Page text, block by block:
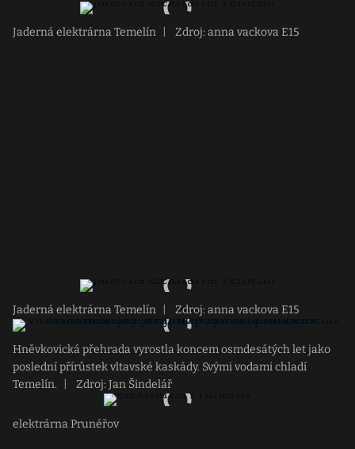
Jaderná elektrárna Temelín Zdroj: anna vackova E15
Jaderná elektrárna Temelín Zdroj: anna vackova E15
Hněvkovická přehrada vyrostla koncem osmdesátých let jako
poslední přírůstek vltavské kaskády. Svými vodami chladí
Temelín.
Zdroj: Jan Šindelář
elektrárna Prunéřov